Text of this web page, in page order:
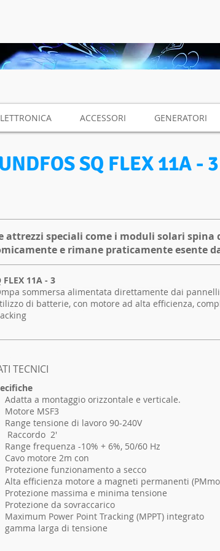
ACCESSORI GENERATORI
SQ FLEX 11A - 3
attrezzi speciali come i moduli solari
e rimane praticamente esente
FLEX 11A - 3
sommersa alimentata direttamente dai
di batterie, con motore ad alta efficienza,
TECNICI
Adatta a montaggio orizzontale e verticale.
Motore MSF3
Range tensione di lavoro 90-240V
Raccordo 2'
Range frequenza -10% + 6%, 50/60 Hz
Cavo motore 2m con
Protezione funzionamento a secco
Alta efficienza motore a magneti permanenti
Protezione massima e minima tensione
Protezione da sovraccarico
Maximum Power Point Tracking (MPPT) integrato
gamma larga di tensione